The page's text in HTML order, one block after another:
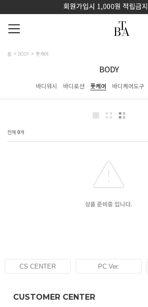
홈 BODY 풋케어
BODY
바디워시 바디로션 풋케어 바디케어도구
전체 0개
상품 준비중 입니다.
CS CENTER PC Ver.
CUSTOMER CENTER